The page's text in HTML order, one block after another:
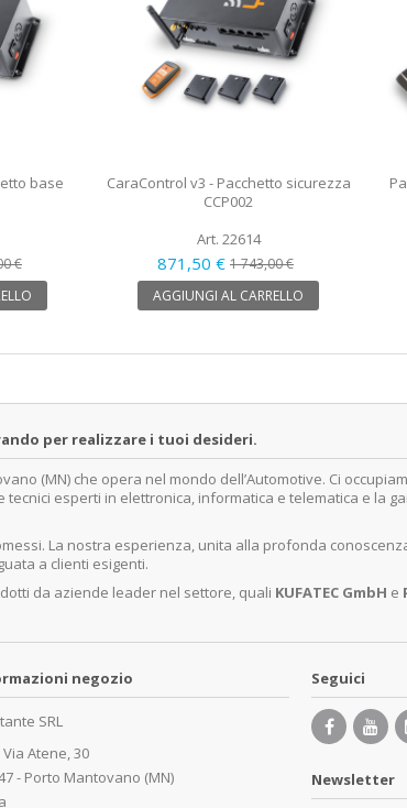
base
€
CaraControl v3 - Pacchetto sicurezza
CCP002
Art. 22614
871,50 € 1 743,00 €
AGGIUNGI AL CARRELLO
per realizzare i tuoi desideri.
(MN) che opera nel mondo dell’Automotive. Ci
tecnici esperti in elettronica, informatica e telematica e la
La nostra esperienza, unita alla profonda
a clienti esigenti.
da aziende leader nel settore, quali KUFATEC GmbH e
negozio
SRL
Via Atene, 30
- Porto Mantovano (MN)
Seguici
Newsletter